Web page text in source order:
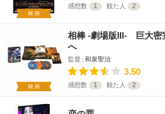
映画
感想数 1 観た人 2
映画
相棒 -劇場版III- 巨大密
へ
監督 和泉聖治
3.50
感想数 1 観た人 2